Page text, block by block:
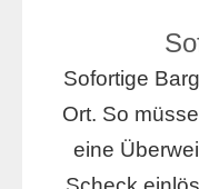
Sofortige
Ort. So
eine